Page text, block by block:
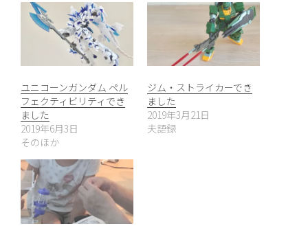
ユニコーンガンダム ペル
フェクティビリティでき
ました
2019年6月3日
そのほか
ジム・ストライカーでき
ました
2019年3月21日
夫語録